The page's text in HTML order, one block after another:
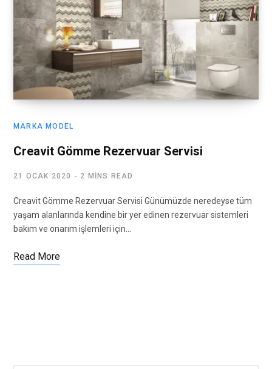
MARKA MODEL
Creavit Gömme Rezervuar Servisi
21 OCAK 2020 2 MINS READ
Creavit Gömme Rezervuar Servisi Günümüzde neredeyse tüm
yaşam alanlarında kendine bir yer edinen rezervuar sistemleri
bakım ve onarım işlemleri için…
Read More